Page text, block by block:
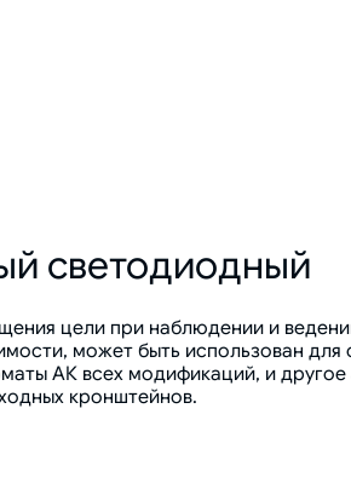
светодиодный
цели при наблюдении и
может быть использован для
АК всех модификаций, и другое
кронштейнов.